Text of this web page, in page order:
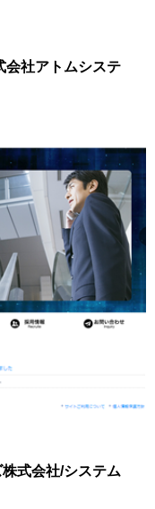
会社アトムシステ
式会社/システム